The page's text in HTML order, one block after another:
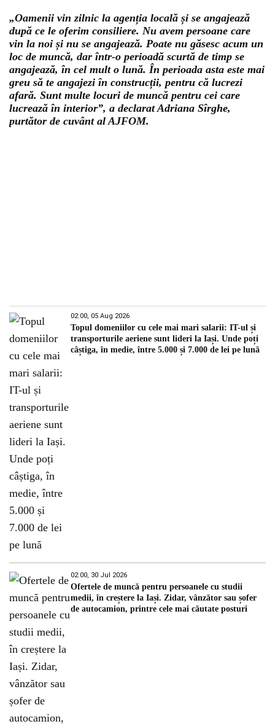
„Oamenii vin zilnic la agenția locală și se angajează
după ce le oferim consiliere. Nu avem persoane care
vin la noi și nu se angajează. Poate nu găsesc acum un
loc de muncă, dar într-o perioadă scurtă de timp se
angajează, în cel mult o lună. În perioada asta este mai
greu să te angajezi în construcții, pentru că lucrezi
afară. Sunt multe locuri de muncă pentru cei care
lucrează în interior”, a declarat Adriana Sîrghe,
purtător de cuvânt al AJFOM.
02:00, 05 Aug 2026
Topul domeniilor cu cele mai mari salarii: IT-ul și
transporturile aeriene sunt lideri la Iași. Unde poți
câștiga, în medie, între 5.000 și 7.000 de lei pe lună
02:00, 30 Jul 2026
Ofertele de muncă pentru persoanele cu studii
medii, în creștere la Iași. Zidar, vânzător sau șofer
de autocamion, printre cele mai căutate posturi